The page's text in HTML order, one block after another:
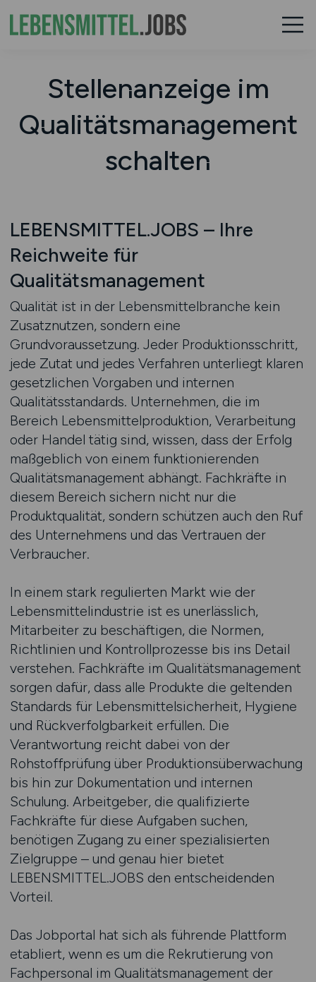
Stellenanzeige im
Qualitätsmanagement
schalten
LEBENSMITTEL.JOBS – Ihre
Reichweite für
Qualitätsmanagement
Qualität ist in der Lebensmittelbranche kein
Zusatznutzen, sondern eine
Grundvoraussetzung. Jeder Produktionsschritt,
jede Zutat und jedes Verfahren unterliegt klaren
gesetzlichen Vorgaben und internen
Qualitätsstandards. Unternehmen, die im
Bereich Lebensmittelproduktion, Verarbeitung
oder Handel tätig sind, wissen, dass der Erfolg
maßgeblich von einem funktionierenden
Qualitätsmanagement abhängt. Fachkräfte in
diesem Bereich sichern nicht nur die
Produktqualität, sondern schützen auch den Ruf
des Unternehmens und das Vertrauen der
Verbraucher.
In einem stark regulierten Markt wie der
Lebensmittelindustrie ist es unerlässlich,
Mitarbeiter zu beschäftigen, die Normen,
Richtlinien und Kontrollprozesse bis ins Detail
verstehen. Fachkräfte im Qualitätsmanagement
sorgen dafür, dass alle Produkte die geltenden
Standards für Lebensmittelsicherheit, Hygiene
und Rückverfolgbarkeit erfüllen. Die
Verantwortung reicht dabei von der
Rohstoffprüfung über Produktionsüberwachung
bis hin zur Dokumentation und internen
Schulung. Arbeitgeber, die qualifizierte
Fachkräfte für diese Aufgaben suchen,
benötigen Zugang zu einer spezialisierten
Zielgruppe – und genau hier bietet
LEBENSMITTEL.JOBS den entscheidenden
Vorteil.
Das Jobportal hat sich als führende Plattform
etabliert, wenn es um die Rekrutierung von
Fachpersonal im Qualitätsmanagement der